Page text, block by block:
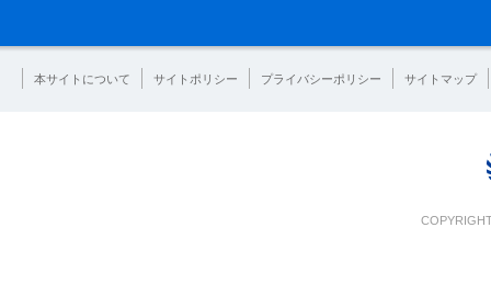
本サイトについて サイトポリシー プライバシーポリシー サイトマップ